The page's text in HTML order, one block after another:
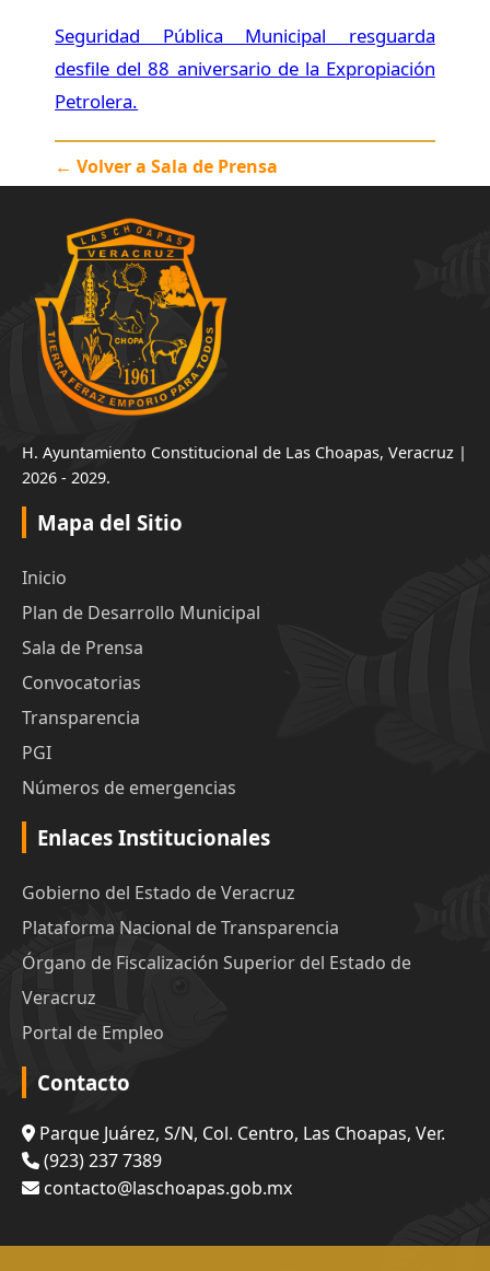
Seguridad Pública Municipal resguarda
desfile del 88 aniversario de la Expropiación
Petrolera.
← Volver a Sala de Prensa
H. Ayuntamiento Constitucional de Las Choapas, Veracruz |
2026 - 2029.
Mapa del Sitio
Inicio
Plan de Desarrollo Municipal
Sala de Prensa
Convocatorias
Transparencia
PGI
Números de emergencias
Enlaces Institucionales
Gobierno del Estado de Veracruz
Plataforma Nacional de Transparencia
Órgano de Fiscalización Superior del Estado de
Veracruz
Portal de Empleo
Contacto
Parque Juárez, S/N, Col. Centro, Las Choapas, Ver.
(923) 237 7389
contacto@laschoapas.gob.mx